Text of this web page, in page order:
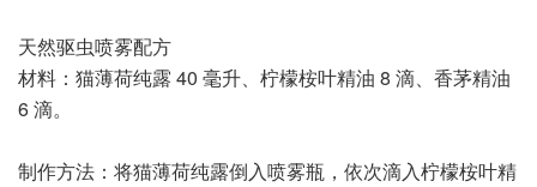
天然驱虫喷雾配方
材料：猫薄荷纯露 40 毫升、柠檬桉叶精油 8 滴、香茅精油
6 滴。
制作方法：将猫薄荷纯露倒入喷雾瓶，依次滴入柠檬桉叶精